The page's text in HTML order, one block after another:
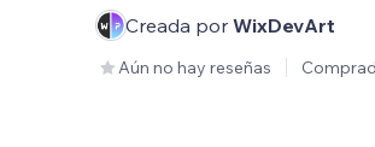
Creada por WixDevArt
Aún no hay reseñas